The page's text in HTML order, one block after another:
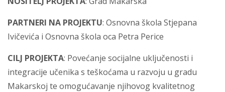
PARTNERI NA PROJEKTU: Osnovna škola Stjepana
Ivičevića i Osnovna škola oca Petra Perice
CILJ PROJEKTA: Povećanje socijalne uključenosti i
integracije učenika s teškoćama u razvoju u gradu
Makarskoj te omogućavanje njihovog kvalitetnog